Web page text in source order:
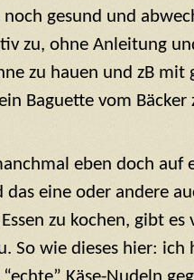
gesund und
zu, ohne Anleitung
zu hauen und zB mit
Baguette vom Bäcker
eben doch auf
das eine oder andere
zu kochen, gibt es
So wie dieses hier: ich